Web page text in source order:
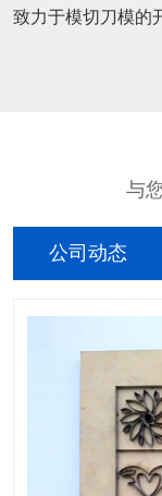
致力于模切刀模的
与
公司动态